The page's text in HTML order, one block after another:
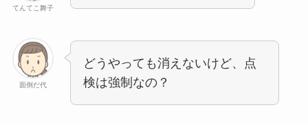
てんてこ舞子
面倒だ代
どうやっても消えないけど、点
検は強制なの？